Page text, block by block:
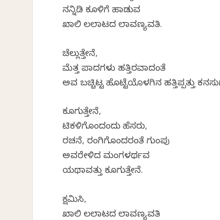
ನನ್ನಿಡಿ ಕೂಳಿಗೆ ಹಾಡುವ
ಖಾಲಿ ಲಲಾಟದ ಲಾವಣ್ಯವತಿ.
ಚೆಲ್ಲುತ್ತೇನೆ,
ಮೆತ್ತ ಪಾದಗಳು ಹತ್ತಿರವಾದಂತೆ
ಅವ ಬಚ್ಚಿಟ್ಟ ಹೊಟ್ಟೆಯೊಳಗಿನ ಹತ್ತಿಪ್ಪತ್ತು
ಕೂಗುತ್ತೇನೆ,
ಟಿಕಳಿಗೊಂದಂದು ಹೆಸರು,
ರಚನೆ, ರಂಗಿಗೊಂದರಂತೆ ಗುಂಪು
ಅವರೇಳಿದ ಮಂಗಳರ್ಥವ
ಯಥಾವತ್ತು ಕೂಗುತ್ತೇನೆ.
ಕ್ಷಮಿಸಿ,
ಖಾಲಿ ಲಲಾಟದ ಲಾವಣ್ಯವತಿ